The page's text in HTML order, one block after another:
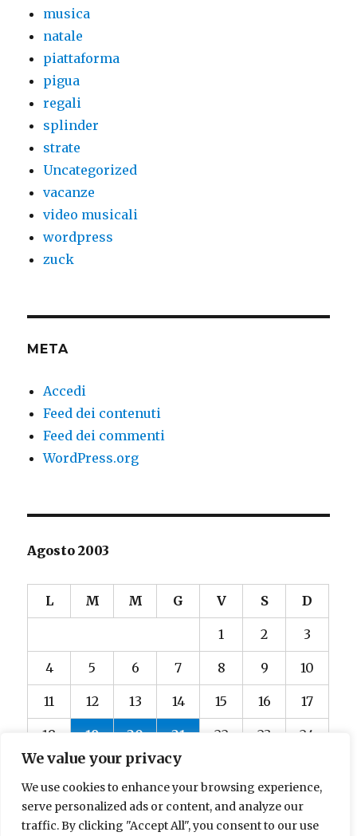
We value your privacy
We use cookies to enhance your browsing experience,
serve personalized ads or content, and analyze our
traffic. By clicking "Accept All", you consent to our use
musica
natale
piattaforma
pigua
regali
splinder
strate
Uncategorized
vacanze
video musicali
wordpress
zuck
META
Accedi
Feed dei contenuti
Feed dei commenti
WordPress.org
Agosto 2003
L M M G V S D
1 2 3
4 5 6 7 8 9 10
11 12 13 14 15 16 17
18 19 20 21 22 23 24
25 26 27 28
« Lug Set »